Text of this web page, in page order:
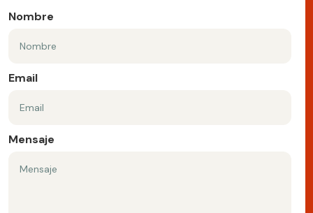
Nombre
Email
Mensaje